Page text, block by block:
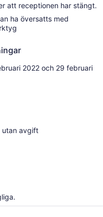
att receptionen har stängt.
ha översatts med
2022 och 29 februari
utan avgift